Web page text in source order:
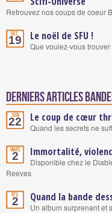
Retrouvez nos coups de coeur
Déc.
19 Le noël de SFU !
Que voulez-vous
Derniers articles
Juin
22 Le coup de cœur
Quand les secrets ne
Mars
2 Immortalité,
Disponible chez le
Reeves
Fév.
2 Quand la bande
Un album surprenant et